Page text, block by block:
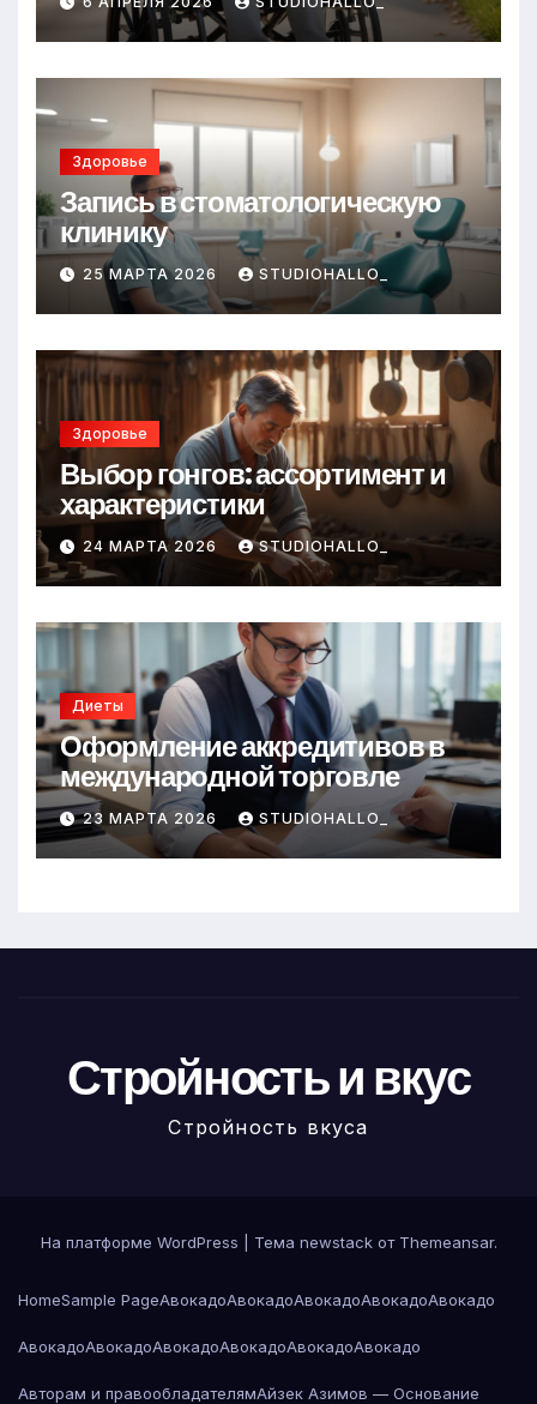
Здоровье
Запись в стоматологическую
клинику
25 МАРТА 2026 STUDIOHALLO_
Здоровье
Выбор гонгов: ассортимент и
характеристики
24 МАРТА 2026 STUDIOHALLO_
Диеты
Оформление аккредитивов в
международной торговле
23 МАРТА 2026 STUDIOHALLO_
Стройность и вкус
Стройность вкуса
На платформе WordPress Тема newstack от Themeansar.
HomeSample PageАвокадоАвокадоАвокадоАвокадоАвокадо
АвокадоАвокадоАвокадоАвокадоАвокадоАвокадо
Авторам и правообладателямАйзек Азимов — Основание